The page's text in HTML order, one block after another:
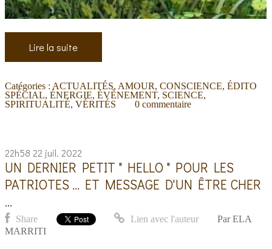
Lire la suite
Catégories : ACTUALITÉS, AMOUR,CONSCIENCE,ÉDITO
SPÉCIAL,ÉNERGIE,ÉVÈNEMENT, SCIENCE,
SPIRITUALITÉ,VÉRITÉS 0 commentaire
22h58 22 juil. 2022
UN DERNIER PETIT " HELLO " POUR LES
PATRIOTES ... ET MESSAGE D'UN ÊTRE CHER
...
Share Lien avec l'auteur Par ELA
MARRITI